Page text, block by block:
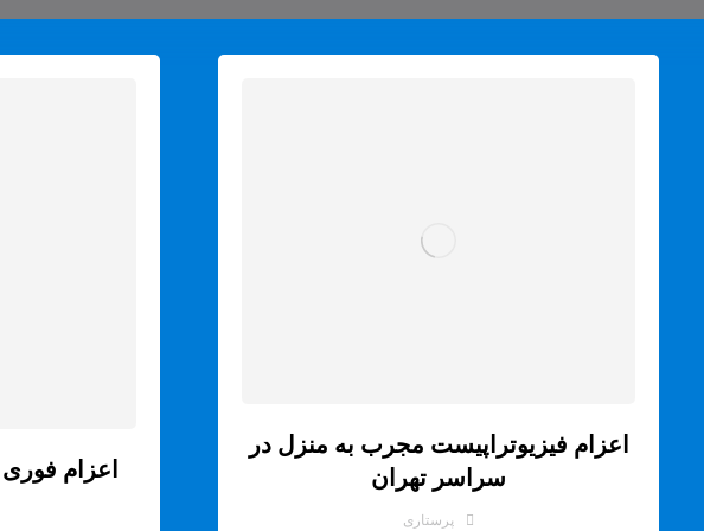
اعزام فیزیوتراپیست مجرب به منزل در
سراسر تهران
پرستاری
اعزام